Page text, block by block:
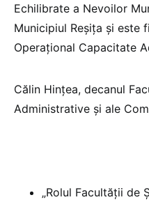
Echilibrate a Nevoilor
Municipiul Reșița și este
Operațional Capacitate
Călin Hințea, decanul
Administrative și ale
„Rolul Facultății de